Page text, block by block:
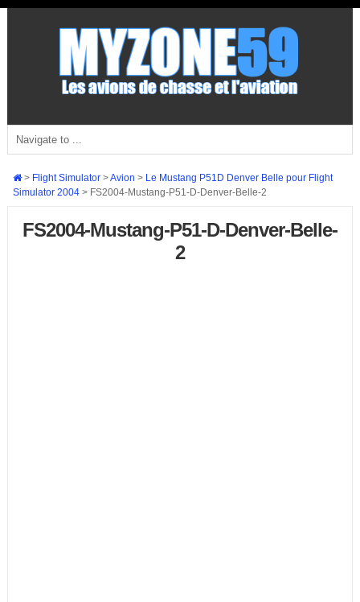
> Flight Simulator>Avion > Le Mustang P51D Denver Belle pour Flight
Simulator 2004> FS2004-Mustang-P51-D-Denver-Belle-2
FS2004-Mustang-P51-D-Denver-Belle-
2